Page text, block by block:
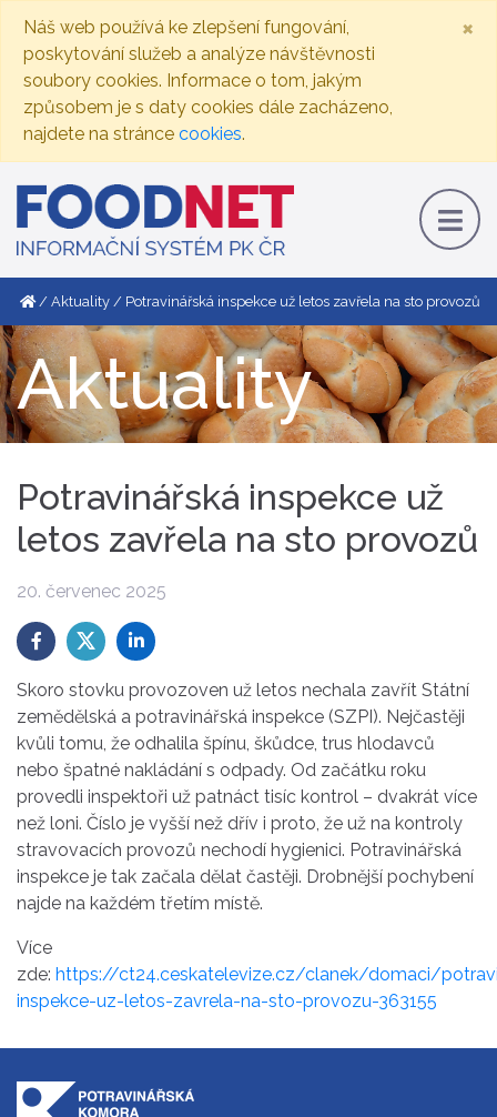
Náš web používá ke zlepšení fungování,
poskytování služeb a analýze návštěvnosti
soubory cookies. Informace o tom, jakým
způsobem je s daty cookies dále zacházeno,
najdete na stránce cookies.
×
Aktuality Potravinářská inspekce už letos zavřela na sto provozů
Aktuality
Potravinářská inspekce už
letos zavřela na sto provozů
20. červenec 2025
Skoro stovku provozoven už letos nechala zavřít Státní
zemědělská a potravinářská inspekce (SZPI). Nejčastěji
kvůli tomu, že odhalila špínu, škůdce, trus hlodavců
nebo špatné nakládání s odpady. Od začátku roku
provedli inspektoři už patnáct tisíc kontrol – dvakrát více
než loni. Číslo je vyšší než dřív i proto, že už na kontroly
stravovacích provozů nechodí hygienici. Potravinářská
inspekce je tak začala dělat častěji. Drobnější pochybení
najde na každém třetím místě.
Více
zde: https://ct24.ceskatelevize.cz/clanek/domaci/
inspekce-uz-letos-zavrela-na-sto-provozu-363155